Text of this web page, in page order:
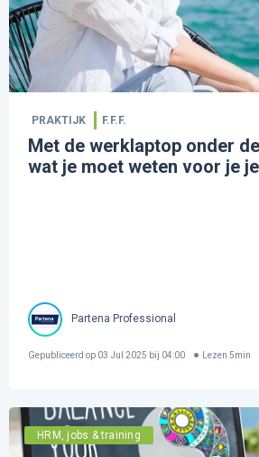
PRAKTIJK F.F.F.
Met de werklaptop onder
wat je moet weten voor je
Partena Professional
Gepubliceerd op 03 Jul 2025 bij 04:00 Lezen 5min
HRM, jobs & training